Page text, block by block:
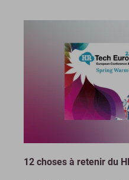
12 choses à retenir du